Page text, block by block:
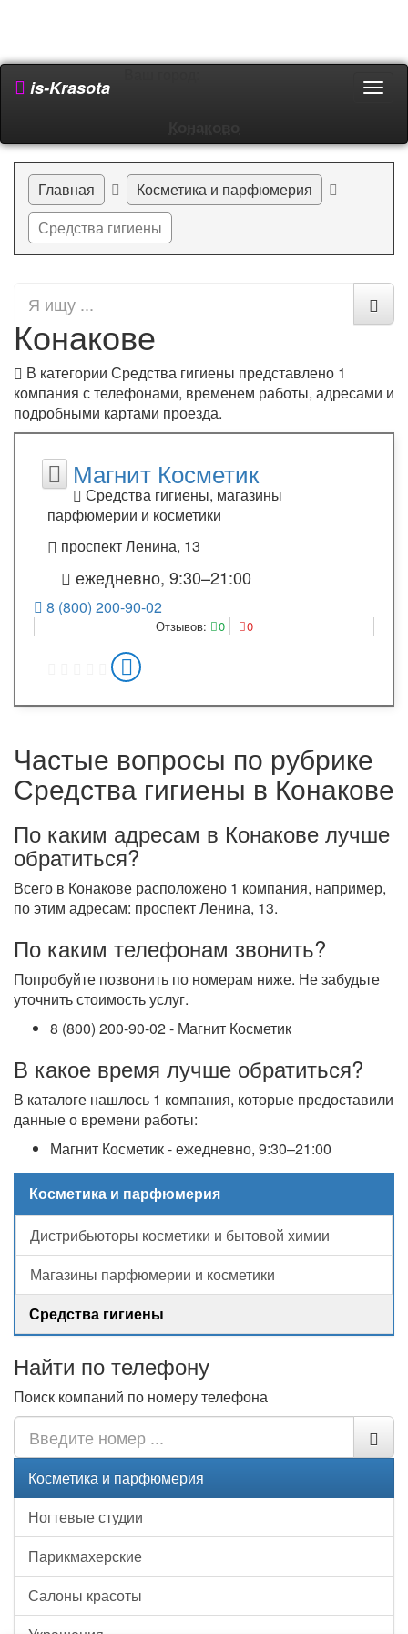
is-Krasota
Главная
Косметика и парфюмерия
Средства гигиены
Средства гигиены в
Конакове
В категории Средства гигиены представлено 1
компания с телефонами, временем работы, адресами и
подробными картами проезда.
Магнит Косметик
Средства гигиены, магазины
парфюмерии и косметики
проспект Ленина, 13
ежедневно, 9:30–21:00
8 (800) 200-90-02
Отзывов: 0 0
Частые вопросы по рубрике
Средства гигиены в Конакове
По каким адресам в Конакове лучше
обратиться?
Всего в Конакове расположено 1 компания, например,
по этим адресам: проспект Ленина, 13.
По каким телефонам звонить?
Попробуйте позвонить по номерам ниже. Не забудьте
уточнить стоимость услуг.
8 (800) 200-90-02 - Магнит Косметик
В какое время лучше обратиться?
В каталоге нашлось 1 компания, которые предоставили
данные о времени работы:
Магнит Косметик - ежедневно, 9:30–21:00
Косметика и парфюмерия
Дистрибьюторы косметики и бытовой химии
Магазины парфюмерии и косметики
Средства гигиены
Найти по телефону
Поиск компаний по номеру телефона
Косметика и парфюмерия
Ногтевые студии
Парикмахерские
Салоны красоты